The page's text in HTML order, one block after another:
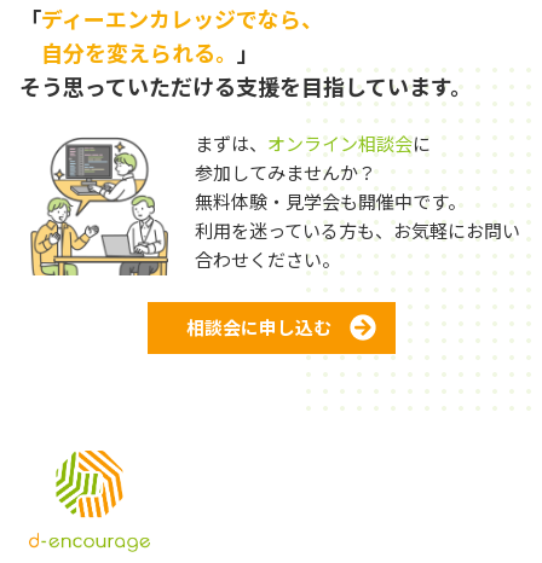
「ディーエンカレッジでなら、
自分を変えられる。 」
そう思っていただける支援を目指しています。
まずは、 オンライン相談会に
参加してみませんか？
無料体験・見学会も開催中です。
利用を迷っている方も、お気軽にお問い
合わせください。
相談会に申し込む